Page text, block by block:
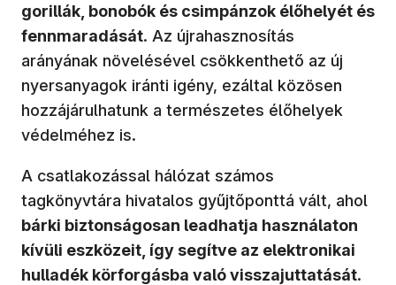
gorillák, bonobók és csimpánzok élőhelyét és
fennmaradását. Az újrahasznosítás
arányának növelésével csökkenthető az új
nyersanyagok iránti igény, ezáltal közösen
hozzájárulhatunk a természetes élőhelyek
védelméhez is.
A csatlakozással hálózat számos
tagkönyvtára hivatalos gyűjtőponttá vált, ahol
bárki biztonságosan leadhatja használaton
kívüli eszközeit, így segítve az elektronikai
hulladék körforgásba való visszajuttatását.